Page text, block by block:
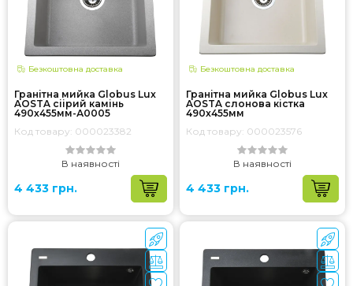
Безкоштовна доставка
Гранітна мийка Globus Lux
AOSTA сіiрий камiнь
490x455мм-А0005
Код товару: 000023382
В наявності
4 433 грн.
Безкоштовна доставка
Гранітна мийка Globus Lux
AOSTA слонова кiстка
490x455мм
Код товару: 000023576
В наявності
4 433 грн.